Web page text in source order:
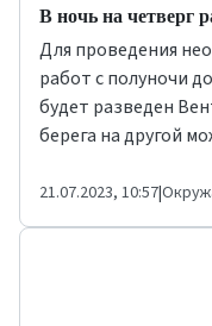
В ночь на четверг
Для проведения
работ с полуночи
будет разведен
берега на другой
21.07.2023, 10:57|